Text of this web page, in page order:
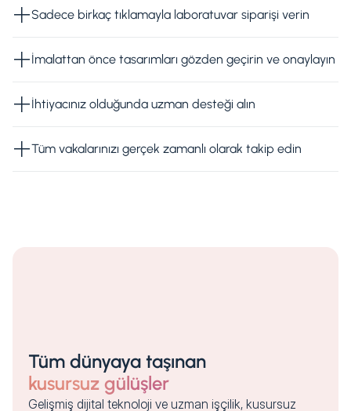
Sadece birkaç tıklamayla laboratuvar siparişi verin
İmalattan önce tasarımları gözden geçirin ve onaylayın
İhtiyacınız olduğunda uzman desteği alın
Tüm vakalarınızı gerçek zamanlı olarak takip edin
Tüm dünyaya taşınan
kusursuz gülüşler
Gelişmiş dijital teknoloji ve uzman işçilik, kusursuz